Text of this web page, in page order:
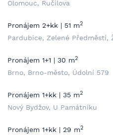
Olomouc, Ručilova
Pronájem 2+kk | 51 m2
Pardubice, Zelené Předměstí,
Pronájem 1+1 | 30 m2
Brno, Brno-město, Údolní 579
Pronájem 1+kk | 35 m2
Nový Bydžov, U Památníku
Pronájem 1+kk | 29 m2